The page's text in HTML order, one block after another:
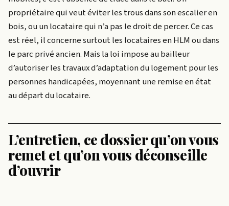
propriétaire qui veut éviter les trous dans son escalier en
bois, ou un locataire qui n’a pas le droit de percer. Ce cas
est réel, il concerne surtout les locataires en HLM ou dans
le parc privé ancien. Mais la loi impose au bailleur
d’autoriser les travaux d’adaptation du logement pour les
personnes handicapées, moyennant une remise en état
au départ du locataire.
L’entretien, ce dossier qu’on vous
remet et qu’on vous déconseille
d’ouvrir